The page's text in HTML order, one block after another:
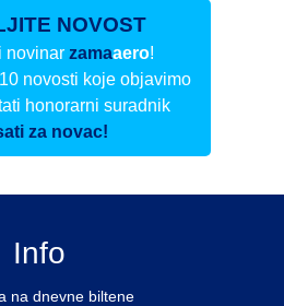
NOVOST
novinar zamaaero!
novosti koje objavimo
honorarni suradnik
za novac!
Info
na dnevne biltene